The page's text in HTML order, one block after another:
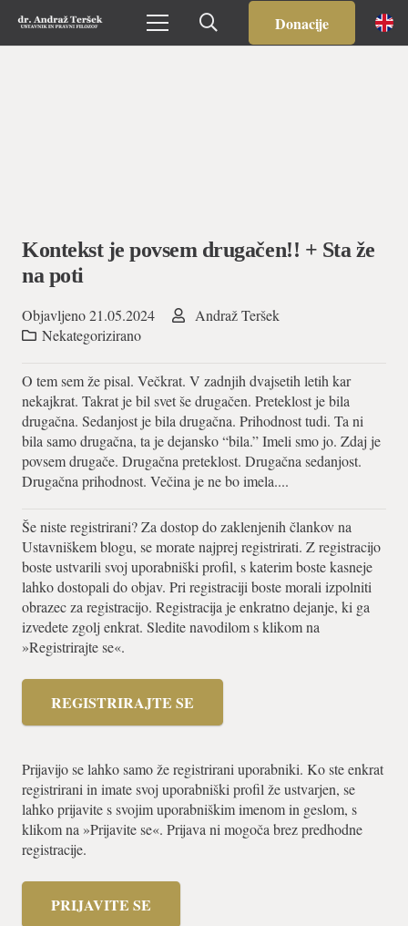
Donacije
Kontekst je povsem drugačen!! + Sta že
na poti
Objavljeno21.05.2024
Andraž Teršek
Nekategorizirano
O tem sem že pisal. Večkrat. V zadnjih dvajsetih letih kar
nekajkrat. Takrat je bil svet še drugačen. Preteklost je bila
drugačna. Sedanjost je bila drugačna. Prihodnost tudi. Ta ni
bila samo drugačna, ta je dejansko “bila.” Imeli smo jo. Zdaj je
povsem drugače. Drugačna preteklost. Drugačna sedanjost.
Drugačna prihodnost. Večina je ne bo imela....
Še niste registrirani? Za dostop do zaklenjenih člankov na
Ustavniškem blogu, se morate najprej registrirati. Z registracijo
boste ustvarili svoj uporabniški profil, s katerim boste kasneje
lahko dostopali do objav. Pri registraciji boste morali izpolniti
obrazec za registracijo. Registracija je enkratno dejanje, ki ga
izvedete zgolj enkrat. Sledite navodilom s klikom na
»Registrirajte se«.
REGISTRIRAJTE SE
Prijavijo se lahko samo že registrirani uporabniki. Ko ste enkrat
registrirani in imate svoj uporabniški profil že ustvarjen, se
lahko prijavite s svojim uporabniškim imenom in geslom, s
klikom na »Prijavite se«. Prijava ni mogoča brez predhodne
registracije.
PRIJAVITE SE